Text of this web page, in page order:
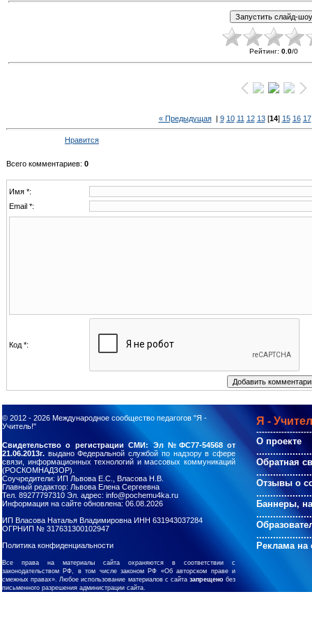
Рейтинг: 0.0/0
« Предыдущая| 9 10 11 12 13[14] 15 16 17
Нравится
Всего комментариев: 0
Имя *:
Email *:
Код *:
© 2012 - 2026 Международное сообщество педагогов "Я -
Учитель!"
Я -
О проекте
Обратная
Отзывы о
Баннеры,
Реклама на
Свидетельство о регистрации СМИ: Эл №ФС77-54568 от
21.06.2013г. выдано Федеральной службой по надзору в сфере
связи, информационных технологий и массовых коммуникаций
(РОСКОМНАДЗОР).
Соучредители: ИП Львова Е.С., Власова Н.В.
Главный редактор: Львова Елена Сергеевна
Тел. 89277797310 Эл. адрес: info@pochemu4ka.ru
Информация на сайте обновлена: 06.08.2026
ИП Власова Наталья Владимировна ИНН 631943037284
ОГРНИП № 317631300102947
Политика конфиденциальности
Все права на материалы сайта охраняются в соответствии с
законодательством РФ, в том числе законом РФ «Об авторском праве и
смежных правах». Любое использование материалов с сайта запрещенобез
письменного разрешения администрации сайта.